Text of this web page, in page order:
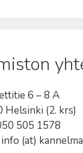
6 – 8 A
Helsinki (2. krs)
505 1578
info (at)